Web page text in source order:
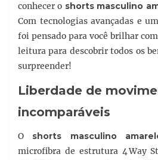
conhecer o shorts masculino
Com tecnologias avançadas e
foi pensado para você brilhar
leitura para descobrir todos os
surpreender!
Liberdade de
incomparáveis
O shorts masculino
microfibra de estrutura 4 Way